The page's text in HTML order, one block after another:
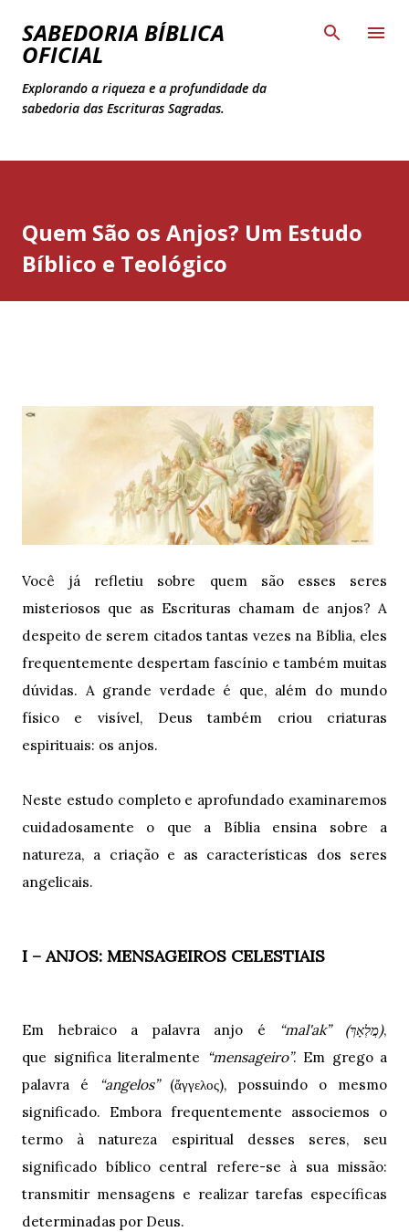
Pular para o conteúdo principal
SABEDORIA BÍBLICA
OFICIAL
Explorando a riqueza e a profundidade da
sabedoria das Escrituras Sagradas.
Quem São os Anjos? Um Estudo
Bíblico e Teológico
Você já refletiu sobre quem são esses seres
misteriosos que as Escrituras chamam de anjos? A
despeito de serem citados tantas vezes na Bíblia, eles
frequentemente despertam fascínio e também muitas
dúvidas. A grande verdade é que, além do mundo
físico e visível, Deus também criou criaturas
espirituais: os anjos.
Neste estudo completo e aprofundado examinaremos
cuidadosamente o que a Bíblia ensina sobre a
natureza, a criação e as características dos seres
angelicais.
I – ANJOS: MENSAGEIROS CELESTIAIS
Em hebraico a palavra anjo é “mal'ak” (מֲלְאָךְ),
que significa literalmente “mensageiro”. Em grego a
palavra é
“angelos”(ἄγγελος), possuindo o mesmo
significado. Embora frequentemente associemos o
termo à natureza espiritual desses seres, seu
significado bíblico central refere-se à sua missão:
transmitir mensagens e realizar tarefas específicas
determinadas por Deus.